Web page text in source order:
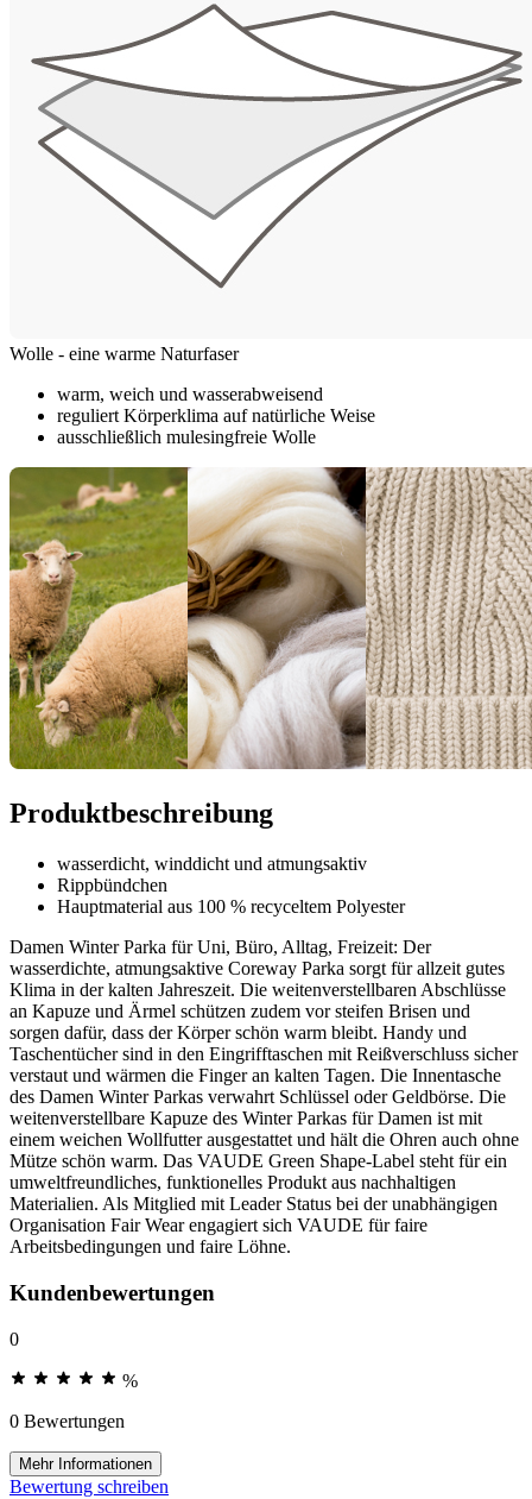
Wolle - eine warme Naturfaser
warm, weich und wasserabweisend
reguliert Körperklima auf natürliche Weise
ausschließlich mulesingfreie Wolle
Produktbeschreibung
wasserdicht, winddicht und atmungsaktiv
Rippbündchen
Hauptmaterial aus 100 % recyceltem Polyester
Damen Winter Parka für Uni, Büro, Alltag, Freizeit: Der
wasserdichte, atmungsaktive Coreway Parka sorgt für allzeit gutes
Klima in der kalten Jahreszeit. Die weitenverstellbaren Abschlüsse
an Kapuze und Ärmel schützen zudem vor steifen Brisen und
sorgen dafür, dass der Körper schön warm bleibt. Handy und
Taschentücher sind in den Eingrifftaschen mit Reißverschluss sicher
verstaut und wärmen die Finger an kalten Tagen. Die Innentasche
des Damen Winter Parkas verwahrt Schlüssel oder Geldbörse. Die
weitenverstellbare Kapuze des Winter Parkas für Damen ist mit
einem weichen Wollfutter ausgestattet und hält die Ohren auch ohne
Mütze schön warm. Das VAUDE Green Shape-Label steht für ein
umweltfreundliches, funktionelles Produkt aus nachhaltigen
Materialien. Als Mitglied mit Leader Status bei der unabhängigen
Organisation Fair Wear engagiert sich VAUDE für faire
Arbeitsbedingungen und faire Löhne.
Kundenbewertungen
0
%
0 Bewertungen
Mehr Informationen
Bewertung schreiben